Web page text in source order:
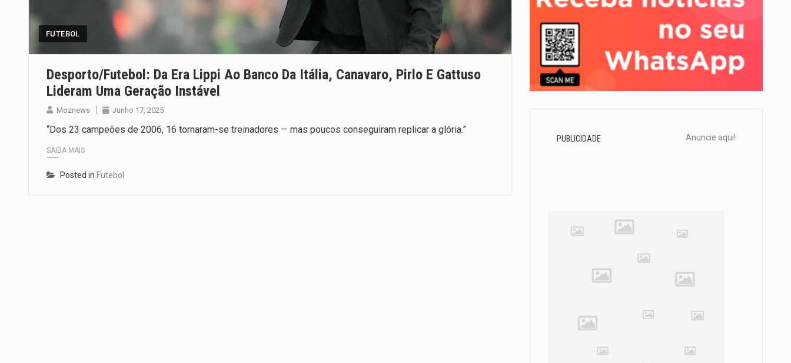
FUTEBOL
Desporto/Futebol: Da Era Lippi Ao Banco Da Itália, Canavaro, Pirlo E Gattuso
Lideram Uma Geração Instável
Moznews Junho 17, 2025
“Dos 23 campeões de 2006, 16 tornaram-se treinadores — mas poucos conseguiram replicar a glória.”
SAIBA MAIS
Posted in Futebol
PUBLICIDADE Anuncie aqui!